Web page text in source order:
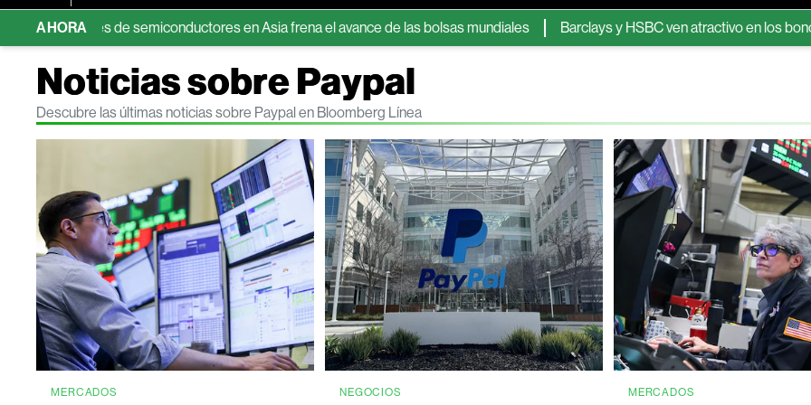
AHORA
de semiconductores en Asia frena el avance de las bolsas mundiales Barclays y HSBC ven atractivo en los bonos
Noticias sobre Paypal
Descubre las últimas noticias sobre Paypal en Bloomberg Línea
MERCADOS NEGOCIOS MERCADOS